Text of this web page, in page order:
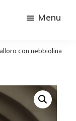
Menu
con nebbiolina